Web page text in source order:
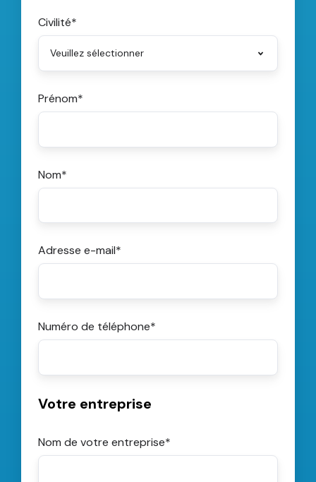
Civilité*
Prénom*
Nom*
Adresse e-mail*
Numéro de téléphone*
Votre entreprise
Nom de votre entreprise*